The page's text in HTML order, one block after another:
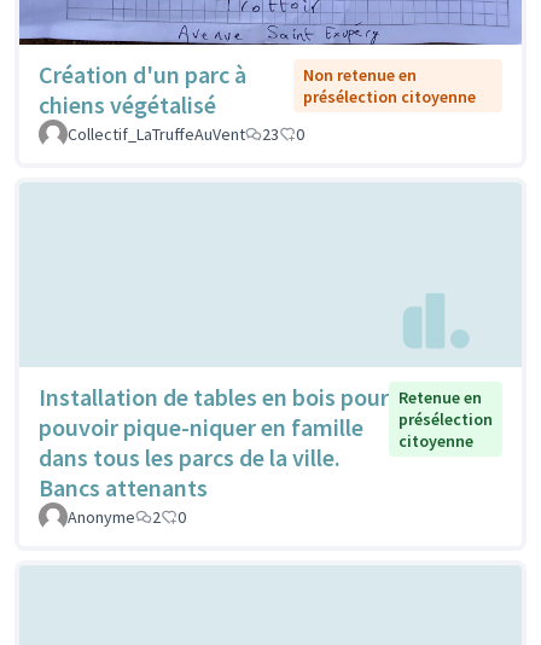
Création d'un parc à
chiens végétalisé
Non retenue en
présélection citoyenne
Collectif_LaTruffeAuVent
23 0
Installation de tables en bois pour
pouvoir pique-niquer en famille
dans tous les parcs de la ville.
Bancs attenants
Retenue en
présélection
citoyenne
Anonyme 2 0